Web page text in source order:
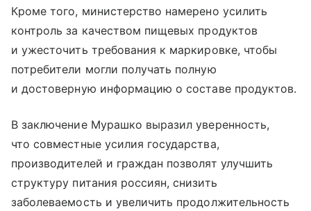
Кроме того, министерство намерено усилить
контроль за качеством пищевых продуктов
и ужесточить требования к маркировке, чтобы
потребители могли получать полную
и достоверную информацию о составе продуктов.
В заключение Мурашко выразил уверенность,
что совместные усилия государства,
производителей и граждан позволят улучшить
структуру питания россиян, снизить
заболеваемость и увеличить продолжительность